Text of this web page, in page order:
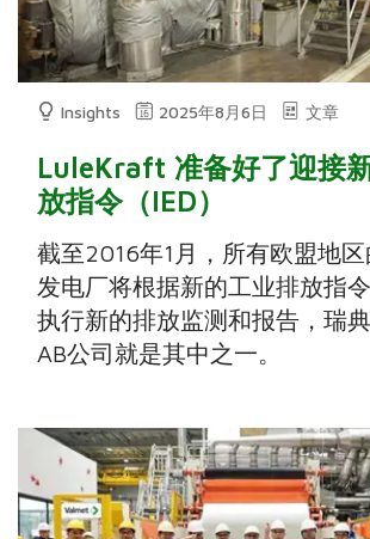
Insights 2025年8月6日 文章
LuleKraft 准备好了迎接
放指令（IED）
截至2016年1月，所有欧盟地
发电厂将根据新的工业排放指令
执行新的排放监测和报告，瑞
AB公司就是其中之一。